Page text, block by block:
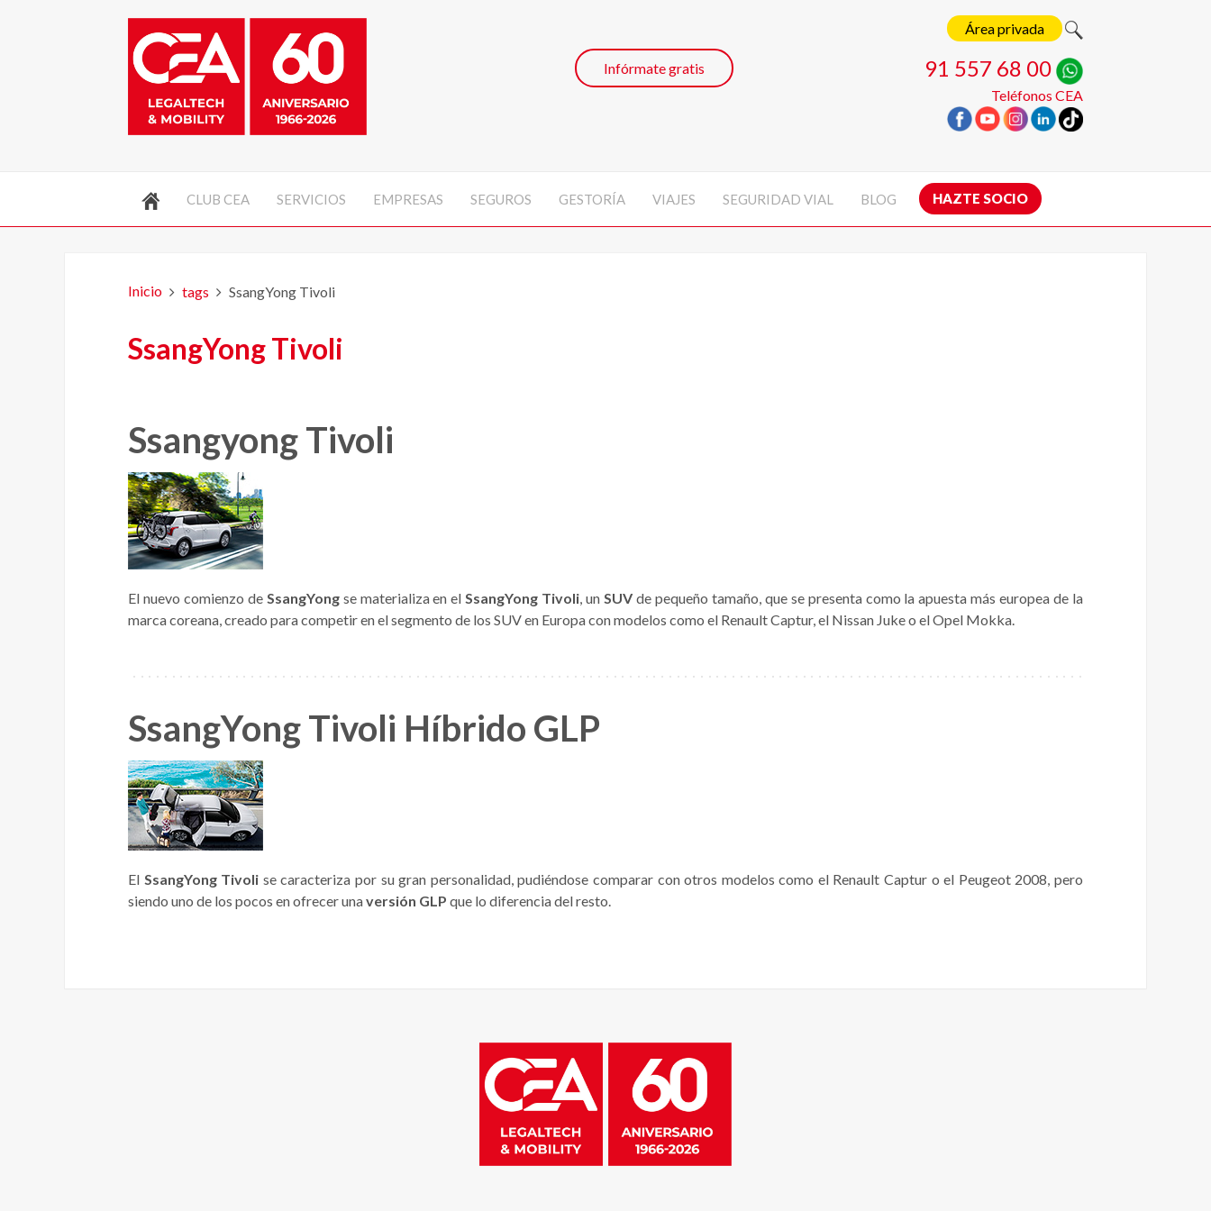
Área privada
91 557 68 00
Teléfonos CEA
Infórmate gratis
CLUB CEA SERVICIOS EMPRESAS SEGUROS GESTORÍA VIAJES SEGURIDAD VIAL BLOG HAZTE SOCIO
Inicio tags SsangYong Tivoli
SsangYong Tivoli
Ssangyong Tivoli
El nuevo comienzo de SsangYongse materializa en elSsangYong Tivoli, unSUV de pequeño tamaño, que se presenta como la apuesta más europea de la
marca coreana, creado para competir en el segmento de los SUV en Europa con modelos como el Renault Captur, el Nissan Juke o el Opel Mokka.
SsangYong Tivoli Híbrido GLP
El SsangYong Tivoli se caracteriza por su gran personalidad, pudiéndose comparar con otros modelos como el Renault Captur o el Peugeot 2008, pero
siendo uno de los pocos en ofrecer unaversión GLP que lo diferencia del resto.